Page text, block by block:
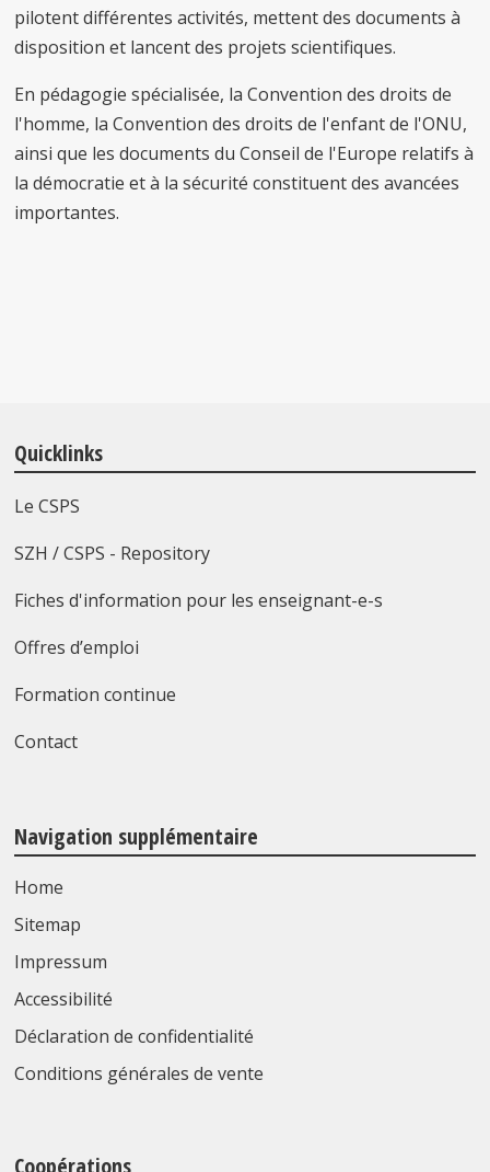
pilotent différentes activités, mettent des documents à
disposition et lancent des projets scientifiques.
En pédagogie spécialisée, la Convention des droits de
l'homme, la Convention des droits de l'enfant de l'ONU,
ainsi que les documents du Conseil de l'Europe relatifs à
la démocratie et à la sécurité constituent des avancées
importantes.
Quicklinks
Le CSPS
SZH / CSPS - Repository
Fiches d'information pour les enseignant-e-s
Offres d’emploi
Formation continue
Contact
Navigation supplémentaire
Home
Sitemap
Impressum
Accessibilité
Déclaration de confidentialité
Conditions générales de vente
Coopérations